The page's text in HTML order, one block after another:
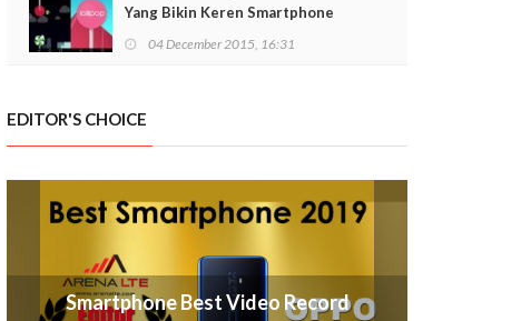
Yang Bikin Keren Smartphone
04 December 2015, 16:31
EDITOR'S CHOICE
Smartphone Best Video Record